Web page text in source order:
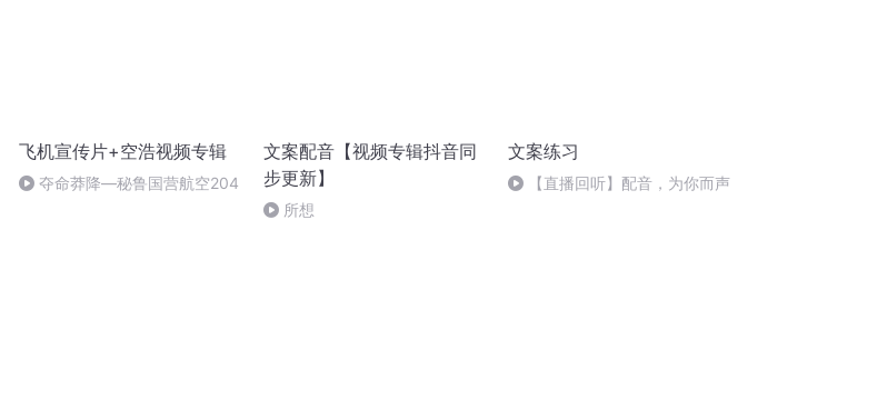
飞机宣传片+空浩视频专辑
夺命莽降—秘鲁国营航空204
文案配音【视频专辑抖音同
步更新】
所想
文案练习
【直播回听】配音，为你而声